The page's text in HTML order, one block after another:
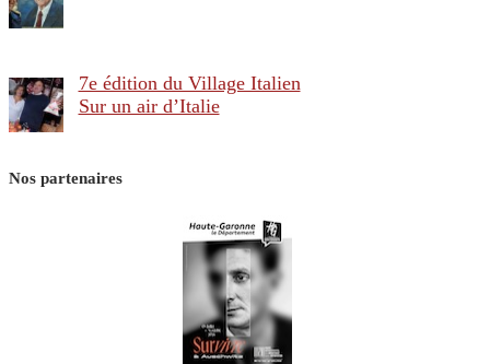
7e édition du Village Italien
Sur un air d’Italie
Nos partenaires